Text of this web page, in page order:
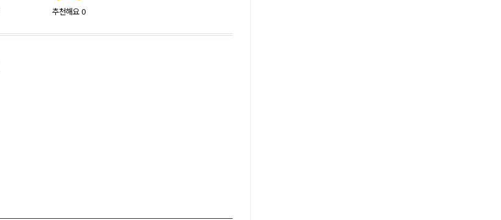
추천해요 0